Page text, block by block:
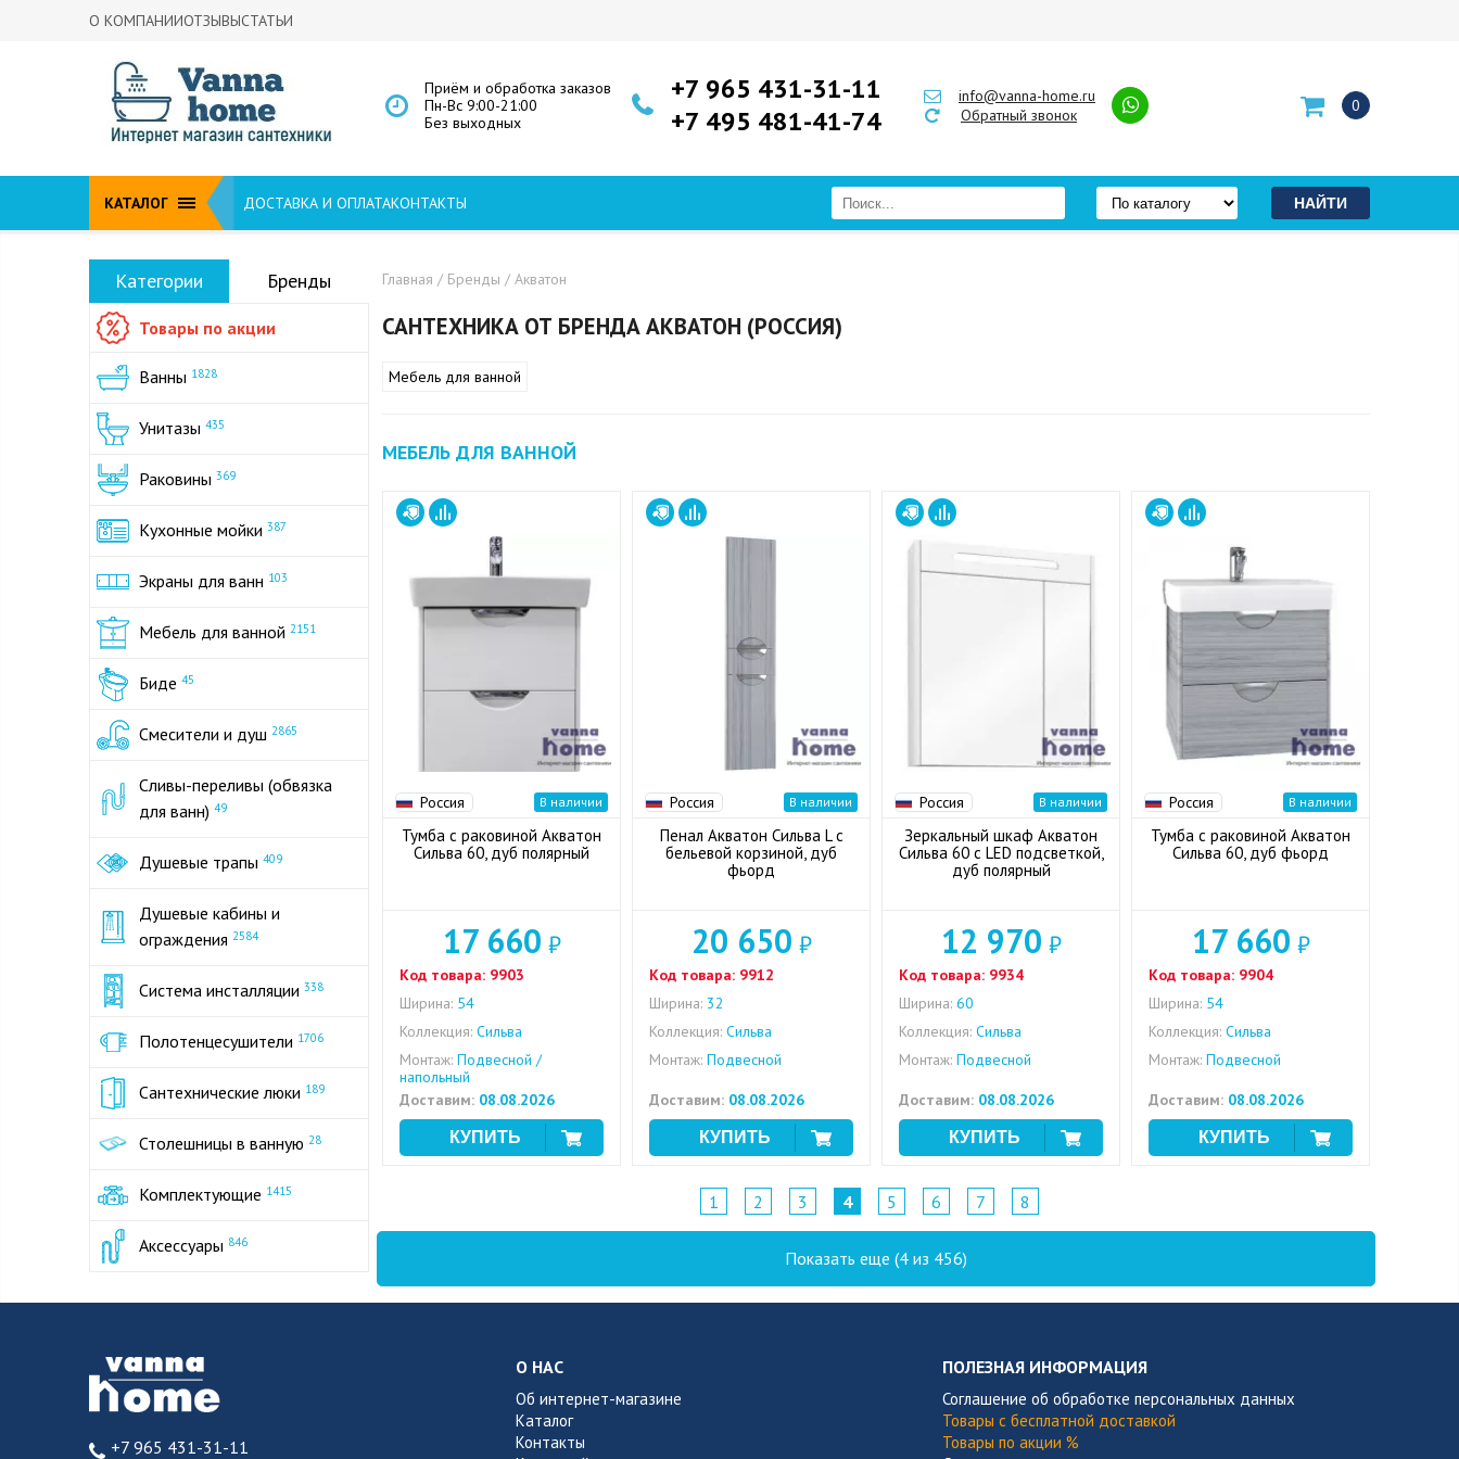
О КОМПАНИИОТЗЫВЫСТАТЬИ
Приём и обработка заказов
Пн-Вс 9:00-21:00
Без выходных
+7 965 431-31-11
+7 495 481-41-74
info@vanna-home.ru
Обратный звонок
0
КАТАЛОГ ДОСТАВКА И ОПЛАТАКОНТАКТЫ
Категории Бренды
Товары по акции
Ванны 1828
Унитазы 435
Раковины 369
Кухонные мойки 387
Экраны для ванн 103
Мебель для ванной 2151
Биде 45
Смесители и душ 2865
Сливы-переливы (обвязка
для ванн) 49
Душевые трапы 409
Душевые кабины и
ограждения 2584
Система инсталляции 338
Полотенцесушители 1706
Сантехнические люки 189
Столешницы в ванную 28
Комплектующие 1415
Аксессуары 846
Главная / Бренды / Акватон
САНТЕХНИКА ОТ БРЕНДА АКВАТОН (РОССИЯ)
Мебель для ванной
МЕБЕЛЬ ДЛЯ ВАННОЙ
Россия В наличии
Тумба с раковиной Акватон
Сильва 60, дуб полярный
17 660 ₽
Код товара: 9903
Ширина: 54
Коллекция: Сильва
Монтаж: Подвесной /
напольный
Доставим: 08.08.2026
Россия В наличии
Пенал Акватон Сильва L с
бельевой корзиной, дуб
фьорд
20 650 ₽
Код товара: 9912
Ширина: 32
Коллекция: Сильва
Монтаж: Подвесной
Доставим: 08.08.2026
Россия В наличии
Зеркальный шкаф Акватон
Сильва 60 с LED подсветкой,
дуб полярный
12 970 ₽
Код товара: 9934
Ширина: 60
Коллекция: Сильва
Монтаж: Подвесной
Доставим: 08.08.2026
Россия В наличии
Тумба с раковиной Акватон
Сильва 60, дуб фьорд
17 660 ₽
Код товара: 9904
Ширина: 54
Коллекция: Сильва
Монтаж: Подвесной
Доставим: 08.08.2026
1 2 3 4 5 6 7 8
Показать еще (4 из 456)
+7 965 431-31-11
О НАС
Об интернет-магазине
Каталог
Контакты
ПОЛЕЗНАЯ ИНФОРМАЦИЯ
Соглашение об обработке персональных данных
Товары с бесплатной доставкой
Товары по акции %